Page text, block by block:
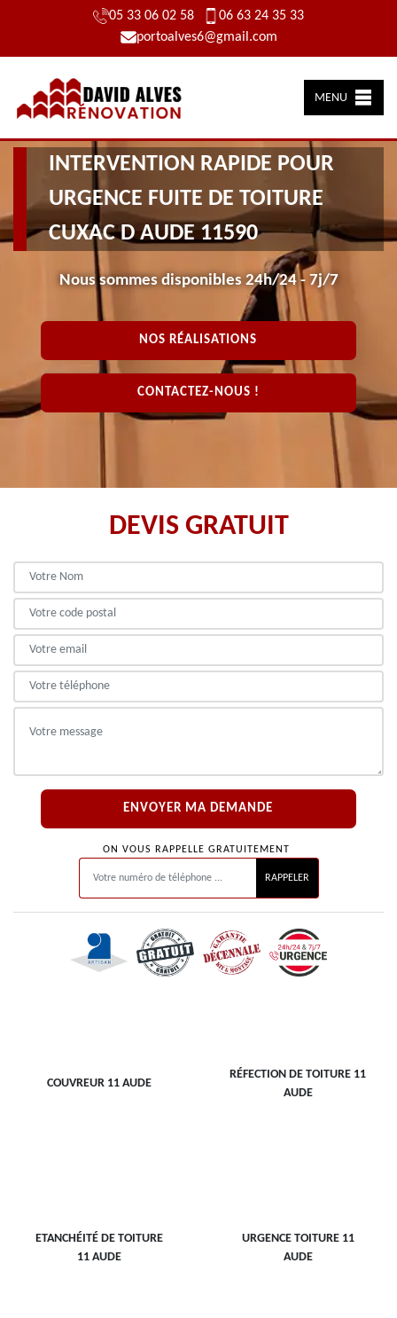
05 33 06 02 58
06 63 24 35 33
portoalves6@gmail.com
MENU
INTERVENTION RAPIDE POUR
URGENCE FUITE DE TOITURE
CUXAC D AUDE 11590
Nous sommes disponibles 24h/24 - 7j/7
NOS RÉALISATIONS
CONTACTEZ-NOUS !
DEVIS GRATUIT
ON VOUS RAPPELLE GRATUITEMENT
COUVREUR 11 AUDE
RÉFECTION DE TOITURE 11
AUDE
ETANCHÉITÉ DE TOITURE
11 AUDE
URGENCE TOITURE 11
AUDE